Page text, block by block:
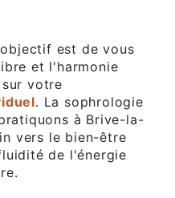
est de vous
et l'harmonie
votre
. La sophrologie
à Brive-la-
vers le bien-être
de l'énergie